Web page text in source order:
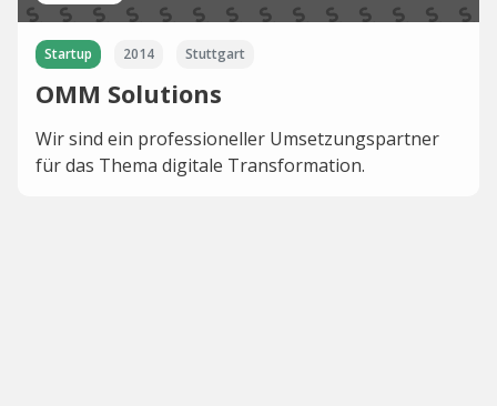
Startup 2014 Stuttgart
OMM Solutions
Wir sind ein professioneller Umsetzungspartner
für das Thema digitale Transformation.